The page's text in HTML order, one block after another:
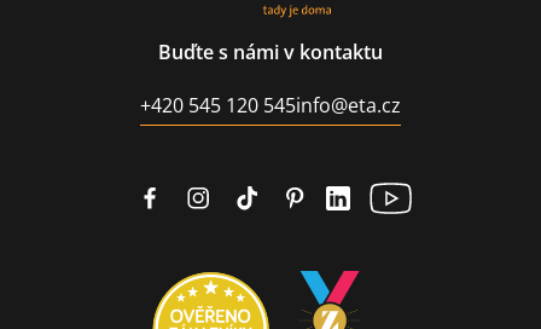
Buďte s námi v kontaktu
+420 545 120 545info@eta.cz